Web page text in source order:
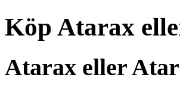
Köp Atarax
Atarax eller